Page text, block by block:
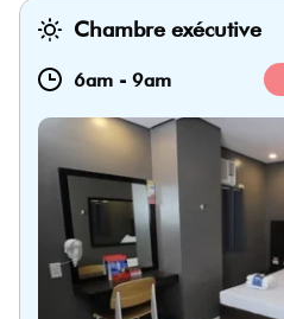
Chambre exécutive
6am - 9am